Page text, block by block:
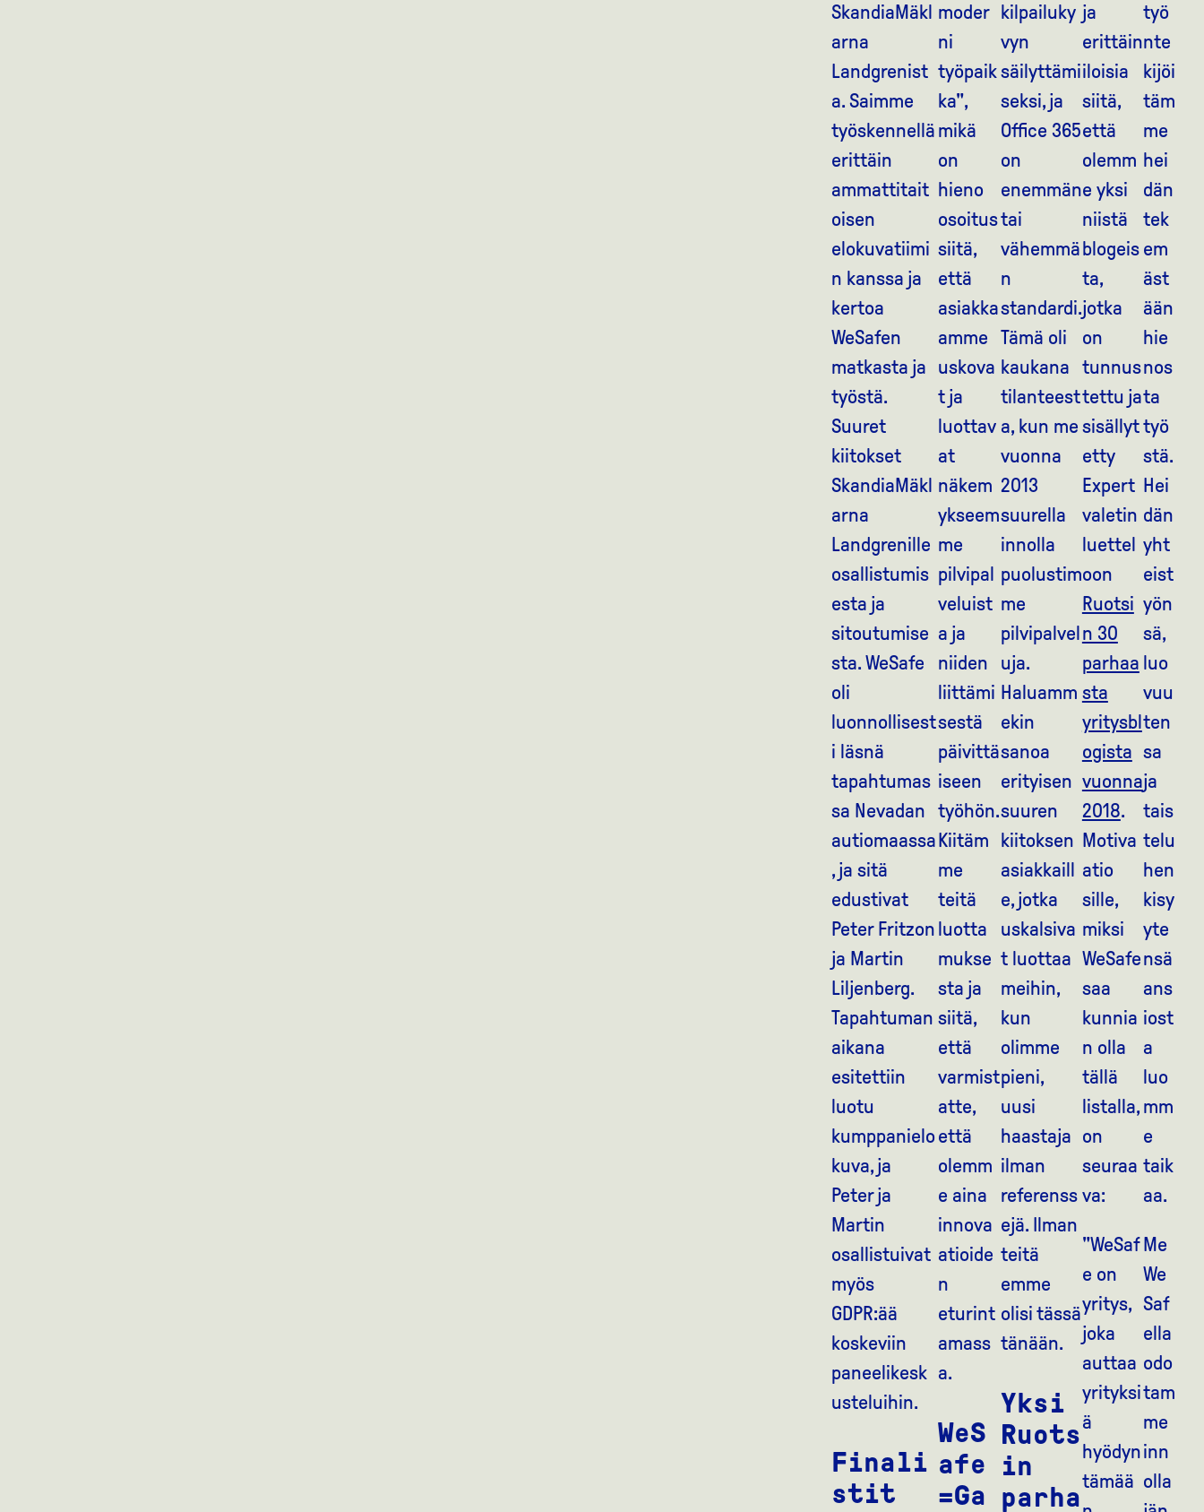
SkandiaMäkl
arna
Landgrenist
a. Saimme
työskennellä
erittäin
ammattitait
oisen
elokuvatiimi
n kanssa ja
kertoa
WeSafen
matkasta ja
työstä.
Suuret
kiitokset
SkandiaMäkl
arna
Landgrenille
osallistumis
esta ja
sitoutumise
sta. WeSafe
oli
luonnollisest
i läsnä
tapahtumas
sa Nevadan
autiomaassa
, ja sitä
edustivat
Peter Fritzon
ja Martin
Liljenberg.
Tapahtuman
aikana
esitettiin
luotu
kumppanielo
kuva, ja
Peter ja
Martin
osallistuivat
myös
GDPR:ää
koskeviin
paneelikesk
usteluihin.
Finali
stit
moder
ni
työpaik
ka",
mikä
on
hieno
osoitus
siitä,
että
asiakka
amme
uskova
t ja
luottav
at
näkem
ykseem
me
pilvipal
veluist
a ja
niiden
liittämi
sestä
päivittä
iseen
työhön.
Kiitäm
me
teitä
luotta
mukse
sta ja
siitä,
että
varmist
atte,
että
olemm
e aina
innova
atioide
n
eturint
amass
a.
WeS
afe
=Ga
kilpailuky
vyn
säilyttämi
seksi, ja
Office 365
on
enemmän
tai
vähemmä
n
standardi.
Tämä oli
kaukana
tilanteest
a, kun me
vuonna
2013
suurella
innolla
puolustim
me
pilvipalvel
uja.
Haluamm
ekin
sanoa
erityisen
suuren
kiitoksen
asiakkaill
e, jotka
uskalsiva
t luottaa
meihin,
kun
olimme
pieni,
uusi
haastaja
ilman
referenss
ejä. Ilman
teitä
emme
olisi tässä
tänään.
Yksi
Ruots
in
parha
ja
erittäin
iloisia
siitä,
että
olemm
e yksi
niistä
blogeis
ta,
jotka
on
tunnus
tettu ja
sisällyt
etty
Expert
valetin
luettel
oon
Ruotsi
n 30
parhaa
sta
yritysbl
ogista
vuonna
2018.
Motiva
atio
sille,
miksi
WeSafe
saa
kunnia
n olla
tällä
listalla,
on
seuraa
va:
"WeSaf
e on
yritys,
joka
auttaa
yrityksi
ä
hyödyn
tämää
työ
nte
kijöi
täm
me
hei
dän
tek
em
äst
ään
hie
nos
ta
työ
stä.
Hei
dän
yht
eist
yön
sä,
luo
vuu
ten
sa
ja
tais
telu
hen
kisy
yte
nsä
ans
iost
a
luo
mm
e
taik
aa.
Me
We
Saf
ella
odo
tam
me
inn
olla